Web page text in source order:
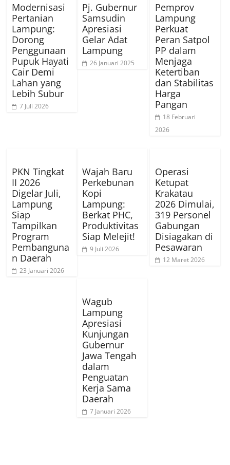
Modernisasi
Pertanian
Lampung:
Dorong
Penggunaan
Pupuk Hayati
Cair Demi
Lahan yang
Lebih Subur
7 Juli 2026
Pj. Gubernur
Samsudin
Apresiasi
Gelar Adat
Lampung
26 Januari 2025
Pemprov
Lampung
Perkuat
Peran Satpol
PP dalam
Menjaga
Ketertiban
dan Stabilitas
Harga
Pangan
18 Februari
2026
PKN Tingkat
II 2026
Digelar Juli,
Lampung
Siap
Tampilkan
Program
Pembanguna
n Daerah
23 Januari 2026
Wajah Baru
Perkebunan
Kopi
Lampung:
Berkat PHC,
Produktivitas
Siap Melejit!
9 Juli 2026
Operasi
Ketupat
Krakatau
2026 Dimulai,
319 Personel
Gabungan
Disiagakan di
Pesawaran
12 Maret 2026
Wagub
Lampung
Apresiasi
Kunjungan
Gubernur
Jawa Tengah
dalam
Penguatan
Kerja Sama
Daerah
7 Januari 2026